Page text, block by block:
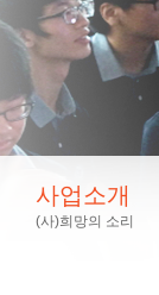
사업소개
(사)희망의 소리